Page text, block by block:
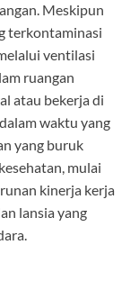
Meskipun
terkontaminasi
ventilasi
ruangan
atau bekerja di
waktu yang
yang buruk
mulai
kinerja kerja
lansia yang